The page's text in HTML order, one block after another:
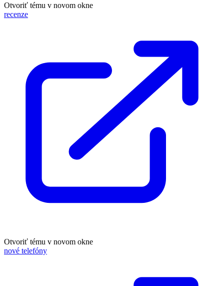
Otvoriť tému v novom okne
recenze
Otvoriť tému v novom okne
nové telefóny